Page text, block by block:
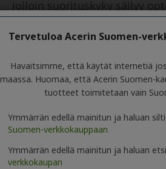
Tervetuloa Acerin Suomen-
Havaitsimme, että käytät internetiä
maassa. Huomaa, että Acerin Suomen-
tuotteet toimitetaan vain
Ymmärrän edellä mainitun ja haluan silti
Suomen-verkkokauppaan
Ymmärrän edellä mainitun ja haluan
verkkokaupan